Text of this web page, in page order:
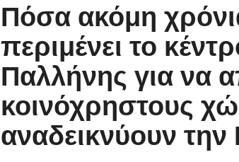
Πόσα ακόμη
περιμένει το
Παλλήνης για να
κοινόχρηστους
αναδεικνύουν την